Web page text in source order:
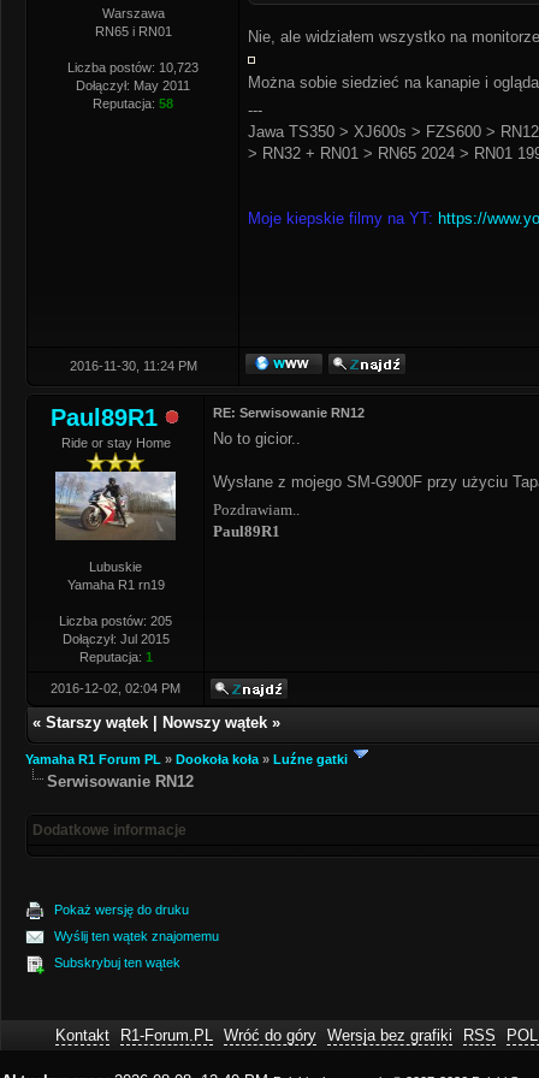
Warszawa
RN65 i RN01
Liczba postów: 10,723
Dołączył: May 2011
Reputacja: 58
Nie, ale widziałem wszystko na
Można sobie siedzieć na kanapie i
---
Jawa TS350 > XJ600s > FZS600 >
> RN32 + RN01 > RN65 2024 > RN01
Moje kiepskie filmy na YT: https://
2016-11-30, 11:24 PM
Paul89R1
Ride or stay Home
Lubuskie
Yamaha R1 rn19
Liczba postów: 205
Dołączył: Jul 2015
Reputacja: 1
RE: Serwisowanie RN12
No to gicior..
Wysłane z mojego SM-G900F przy użyciu
Pozdrawiam..
Paul89R1
2016-12-02, 02:04 PM
« Starszy wątek Nowszy wątek »
Yamaha R1 Forum PL » Dookoła koła » Luźne gatki
Serwisowanie RN12
Dodatkowe informacje
Pokaż wersję do druku
Wyślij ten wątek znajomemu
Subskrybuj ten wątek
Kontakt R1-Forum.PL Wróć do góry Wersja bez grafiki RSS